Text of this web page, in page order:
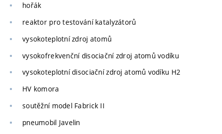
hořák
reaktor pro testování katalyzátorů
vysokoteplotní zdroj atomů
vysokofrekvenční disociační zdroj atomů vodíku
vysokoteplotní disociační zdroj atomů vodíku H2
HV komora
soutěžní model Fabrick II
pneumobil Javelin